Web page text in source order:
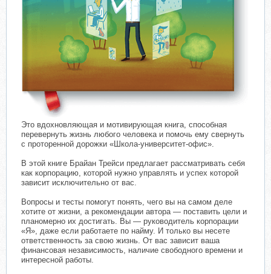
Это вдохновляющая и мотивирующая книга, способная
перевернуть жизнь любого человека и помочь ему свернуть
с проторенной дорожки «Школа-университет-офис».
В этой книге Брайан Трейси предлагает рассматривать себя
как корпорацию, которой нужно управлять и успех которой
зависит исключительно от вас.
Вопросы и тесты помогут понять, чего вы на самом деле
хотите от жизни, а рекомендации автора — поставить цели и
планомерно их достигать. Вы — руководитель корпорации
«Я», даже если работаете по найму. И только вы несете
ответственность за свою жизнь. От вас зависит ваша
финансовая независимость, наличие свободного времени и
интересной работы.